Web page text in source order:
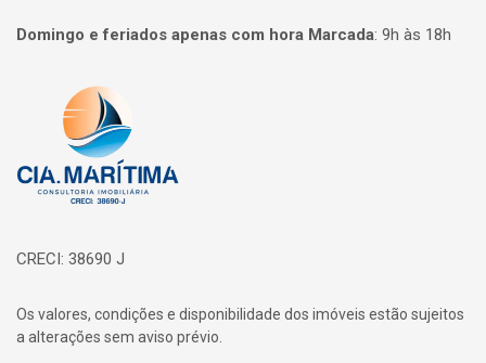
Domingo e feriados apenas com hora Marcada: 9h às 18h
Página inicial
CRECI: 38690 J
Os valores, condições e disponibilidade dos imóveis estão sujeitos
a alterações sem aviso prévio.